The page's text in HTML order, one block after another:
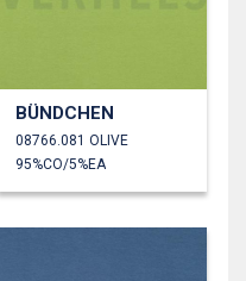
BÜNDCHEN
08766.081 OLIVE
95%CO/5%EA